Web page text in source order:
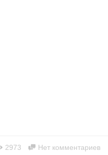
2973 Нет комментариев